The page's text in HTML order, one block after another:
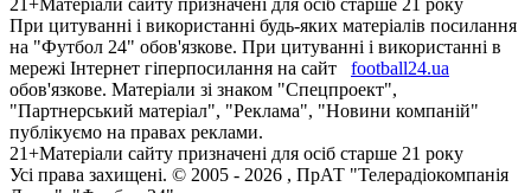
21+Матеріали сайту призначені для осіб старше 21 року
При цитуванні і використанні будь-яких матеріалів посилання
на "Футбол 24" обов'язкове. При цитуванні і використанні в
мережі Інтернет гіперпосилання на сайт
football24.ua
обов'язкове. Матеріали зі знаком "Спецпроект",
"Партнерський матеріал", "Реклама", "Новини компаній"
публікуємо на правах реклами.
21+Матеріали сайту призначені для осіб старше 21 року
Усi права захищенi. © 2005 - 2026 , ПрАТ "Телерадіокомпанія